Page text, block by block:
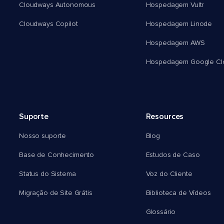
Cloudways Autonomous
Cloudways Copilot
Hospedagem Vultr
Hospedagem Linode
Hospedagem AWS
Hospedagem Google
Suporte
Nosso suporte
Base de Conhecimento
Status do Sistema
Migração de Site Grátis
Resources
Blog
Estudos de Caso
Voz do Cliente
Biblioteca de Vídeos
Glossário